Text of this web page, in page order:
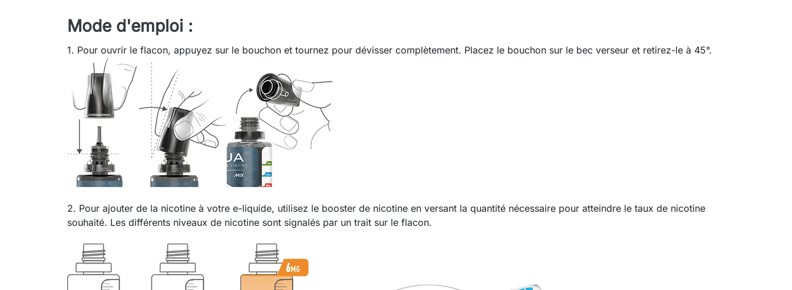
Mode d'emploi :
1. Pour ouvrir le flacon, appuyez sur le bouchon et tournez pour dévisser complètement. Placez le bouchon sur le bec verseur et retirez-le à 45°.
2. Pour ajouter de la nicotine à votre e-liquide, utilisez le booster de nicotine en versant la quantité nécessaire pour atteindre le taux de nicotine
souhaité. Les différents niveaux de nicotine sont signalés par un trait sur le flacon.